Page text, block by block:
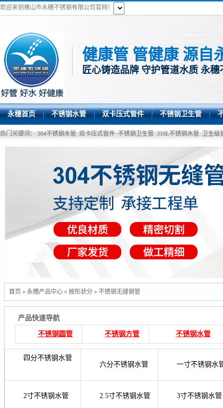
欢迎来到佛山市永穗不锈钢有限公司官网！
健康管 管健康 源自
匠心铸造品牌 守护管道水质 永穗
永穗首页 不锈钢水管 双卡压式管件 不锈钢卫生管
热门关键词： 304不锈钢水管 双卡压式管件 不锈钢卫生管 316L不锈钢水管 卫生级
首页 »永穗产品中心 »按形状分 »不锈钢无缝钢管
产品快速导航
不锈钢圆管 不锈钢方管 不锈钢水管
四分不锈钢水管
六分不锈钢水管 一寸不锈钢水
2寸不锈钢水管 2.5寸不锈钢水管 3寸不锈钢水管